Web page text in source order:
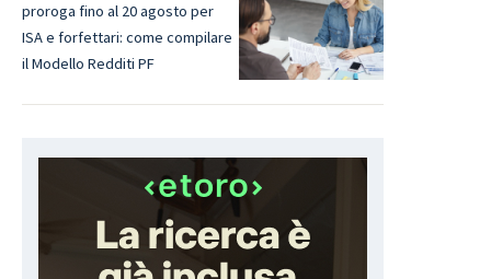
proroga fino al 20 agosto per
ISA e forfettari: come compilare
il Modello Redditi PF